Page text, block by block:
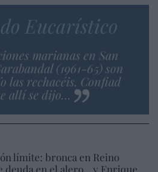
Eucarístico
marianas en San
(1961-65) son
las rechacéis. Confiad
allí se dijo…
límite: bronca en Reino
deuda en el alero... y Enrique